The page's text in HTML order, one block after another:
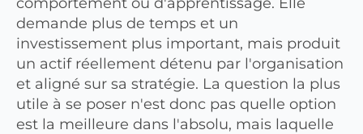
demande plus de temps et un
investissement plus important, mais produit
un actif réellement détenu par l'organisation
et aligné sur sa stratégie. La question la plus
utile à se poser n'est donc pas quelle option
est la meilleure dans l'absolu, mais laquelle